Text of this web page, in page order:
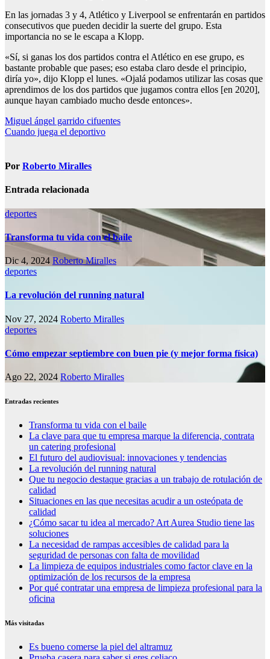
En las jornadas 3 y 4, Atlético y Liverpool se enfrentarán en partidos
consecutivos que pueden decidir la suerte del grupo. Esta
importancia no se le escapa a Klopp.
«Sí, si ganas los dos partidos contra el Atlético en ese grupo, es
bastante probable que pases; eso estaba claro desde el principio,
diría yo», dijo Klopp el lunes. «Ojalá podamos utilizar las cosas que
aprendimos de los dos partidos que jugamos contra ellos [en 2020],
aunque hayan cambiado mucho desde entonces».
Navegación
de
Miguel ángel garrido cifuentes
Cuando juega el deportivo
Por Roberto Miralles
Entrada relacionada
deportes
Transforma tu vida con el baile
Dic 4, 2024 Roberto Miralles
deportes
La revolución del running natural
Nov 27, 2024 Roberto Miralles
deportes
Cómo empezar septiembre con buen pie (y mejor forma física)
Ago 22, 2024 Roberto Miralles
Entradas recientes
Transforma tu vida con el baile
La clave para que tu empresa marque la diferencia, contrata
un catering profesional
El futuro del audiovisual: innovaciones y tendencias
La revolución del running natural
Que tu negocio destaque gracias a un trabajo de rotulación de
calidad
Situaciones en las que necesitas acudir a un osteópata de
calidad
¿Cómo sacar tu idea al mercado? Art Aurea Studio tiene las
soluciones
La necesidad de rampas accesibles de calidad para la
seguridad de personas con falta de movilidad
La limpieza de equipos industriales como factor clave en la
optimización de los recursos de la empresa
Por qué contratar una empresa de limpieza profesional para la
oficina
Más visitadas
Es bueno comerse la piel del altramuz